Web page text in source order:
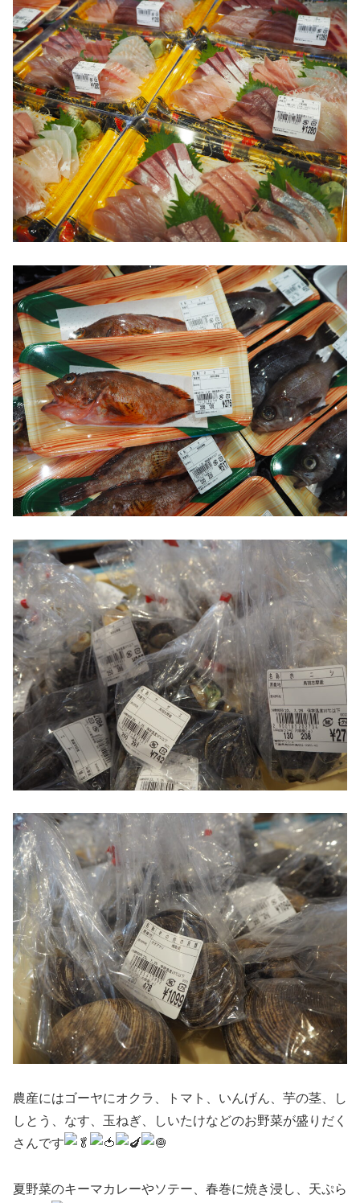
農産にはゴーヤにオクラ、トマト、いんげん、芋の茎、し
しとう、なす、玉ねぎ、しいたけなどのお野菜が盛りだく
さんです
夏野菜のキーマカレーやソテー、春巻に焼き浸し、天ぷら